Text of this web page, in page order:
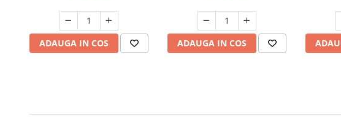
ADAUGA IN COS ADAUGA IN COS